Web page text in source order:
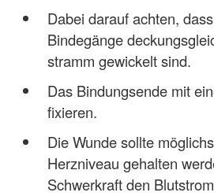
Dabei darauf achten,
Bindegänge
stramm gewickelt sind.
Das Bindungsende mit
fixieren.
Die Wunde sollte
Herzniveau gehalten
Schwerkraft den